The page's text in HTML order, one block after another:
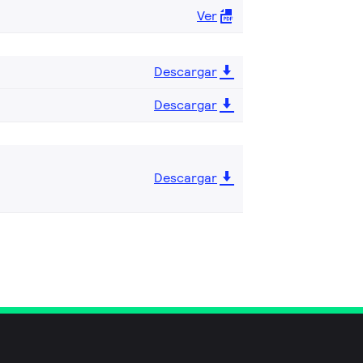
Ver
Descargar
Descargar
Descargar